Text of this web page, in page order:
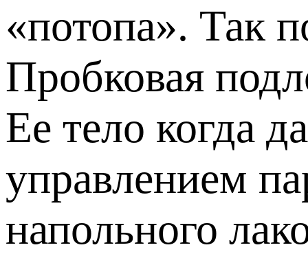
«потопа». Так
Пробковая
Ее тело когда
управлением
напольного